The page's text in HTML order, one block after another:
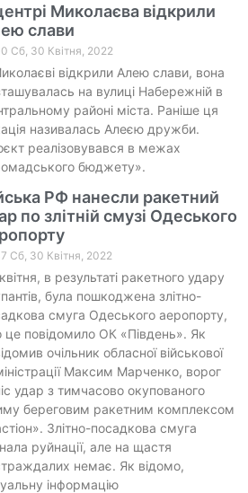
Миколаєва відкрили
слави
Сб, 30 Квітня, 2022
відкрили Алею слави, вона
на вулиці Набережній в
районі міста. Раніше ця
називалась Алеєю дружби.
реалізовувався в межах
бюджету».
РФ нанесли ракетний
по злітній смузі Одеського
Сб, 30 Квітня, 2022
в результаті ракетного удару
була пошкоджена злітно-
смуга Одеського аеропорту,
це повідомило ОК «Південь». Як
очільник обласної військової
Максим Марченко, ворог
удар з тимчасово окупованого
береговим ракетним комплексом
Злітно-посадкова смуга
руйнації, але на щастя
немає. Як відомо,
інформацію